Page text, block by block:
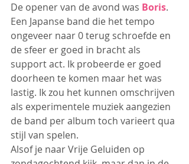
De opener van de avond was Boris.
Een Japanse band die het tempo
ongeveer naar 0 terug schroefde en
de sfeer er goed in bracht als
support act. Ik probeerde er goed
doorheen te komen maar het was
lastig. Ik zou het kunnen omschrijven
als experimentele muziek aangezien
de band per album toch varieert qua
stijl van spelen.
Alsof je naar Vrije Geluiden op